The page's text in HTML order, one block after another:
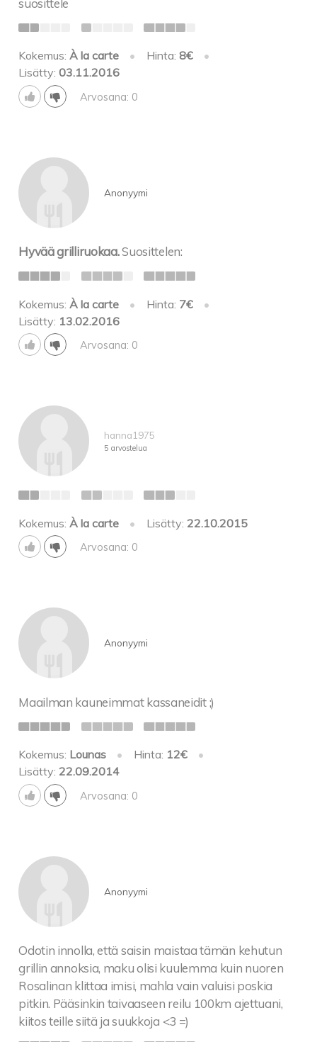
Kokemus:À la carte • Hinta: 8€
•
Lisätty:03.11.2016
Arvosana: 0
Anonyymi
Hyvää grilliruokaa.Suosittelen:
Kokemus:À la carte • Hinta: 7€
•
Lisätty: 13.02.2016
Arvosana: 0
hanna1975
5 arvostelua
Kokemus:À la carte • Lisätty: 22.10.2015
Arvosana: 0
Anonyymi
Maailman kauneimmat kassaneidit ;)
Kokemus: Lounas • Hinta: 12€
•
Lisätty: 22.09.2014
Arvosana: 0
Anonyymi
Odotin innolla, että saisin maistaa tämän kehutun
grillin annoksia, maku olisi kuulemma kuin nuoren
Rosalinan klittaa imisi, mahla vain valuisi poskia
pitkin. Pääsinkin taivaaseen reilu 100km ajettuani,
kiitos teille siitä ja suukkoja <3 =)